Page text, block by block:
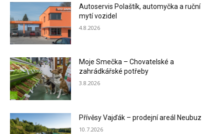
Autoservis Polaštík, automyčka a ruční
mytí vozidel
4.8.2026
Moje Smečka – Chovatelské a
zahrádkářské potřeby
3.8.2026
Přívěsy Vajďák – prodejní areál Neubuz
10.7.2026